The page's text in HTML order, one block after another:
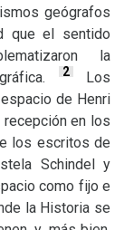
geógrafos
que el sentido
la
2 Los
de Henri
recepción en los
los escritos de
Schindel y
como fijo e
la Historia se